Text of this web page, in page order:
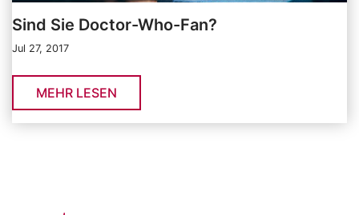
Sind Sie Doctor-Who-Fan?
Jul 27, 2017
MEHR LESEN